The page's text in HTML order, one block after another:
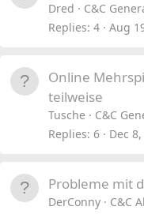
Dred
C&C
Replies 4 Aug
Online
teilweise
Tusche
C&C
Replies 6 Dec
Probleme mit
DerConny
C&C